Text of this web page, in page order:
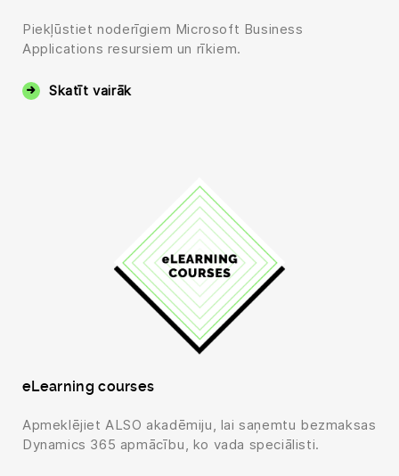
Piekļūstiet noderīgiem Microsoft Business
Applications resursiem un rīkiem.
Skatīt vairāk
eLearning courses
Apmeklējiet ALSO akadēmiju, lai saņemtu bezmaksas
Dynamics 365 apmācību, ko vada speciālisti.